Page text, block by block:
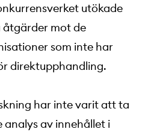
utökade
mot de
som inte har
direktupphandling.
har inte varit att ta
av innehållet i